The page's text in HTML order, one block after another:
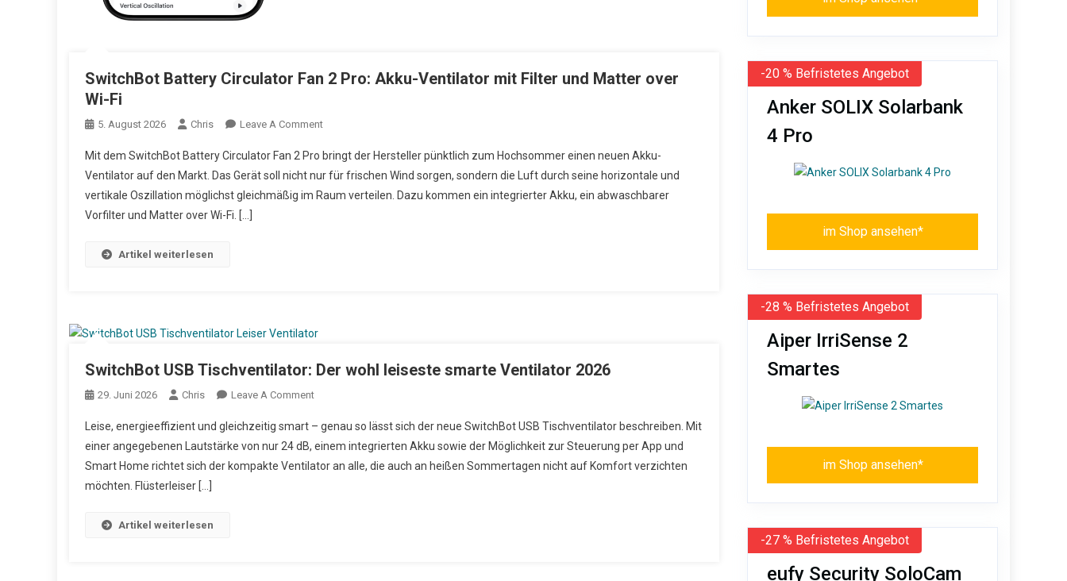
SwitchBot Battery Circulator Fan 2 Pro: Akku-Ventilator mit Filter und Matter over
Wi-Fi
5. August 2026 Chris Leave A Comment
Mit dem SwitchBot Battery Circulator Fan 2 Pro bringt der Hersteller pünktlich zum Hochsommer einen neuen Akku-
Ventilator auf den Markt. Das Gerät soll nicht nur für frischen Wind sorgen, sondern die Luft durch seine horizontale und
vertikale Oszillation möglichst gleichmäßig im Raum verteilen. Dazu kommen ein integrierter Akku, ein abwaschbarer
Vorfilter und Matter over Wi-Fi. […]
Artikel weiterlesen
SwitchBot USB Tischventilator: Der wohl leiseste smarte Ventilator 2026
29. Juni 2026 Chris Leave A Comment
Leise, energieeffizient und gleichzeitig smart – genau so lässt sich der neue SwitchBot USB Tischventilator beschreiben. Mit
einer angegebenen Lautstärke von nur 24 dB, einem integrierten Akku sowie der Möglichkeit zur Steuerung per App und
Smart Home richtet sich der kompakte Ventilator an alle, die auch an heißen Sommertagen nicht auf Komfort verzichten
möchten. Flüsterleiser […]
Artikel weiterlesen
-20 % Befristetes Angebot
Anker SOLIX Solarbank
4 Pro
im Shop ansehen*
-28 % Befristetes Angebot
Aiper IrriSense 2
Smartes
im Shop ansehen*
-27 % Befristetes Angebot
eufy Security SoloCam